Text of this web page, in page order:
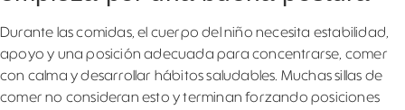
Durante las comidas, el cuerpo del niño necesita estabilidad,
apoyo y una posición adecuada para concentrarse, comer
con calma y desarrollar hábitos saludables. Muchas sillas de
comer no consideran esto y terminan forzando posiciones